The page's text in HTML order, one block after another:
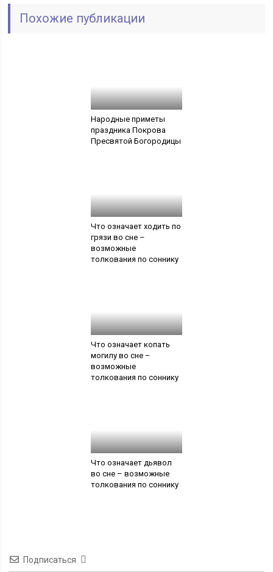
Похожие публикации
Народные приметы
праздника Покрова
Пресвятой Богородицы
Что означает ходить по
грязи во сне –
возможные
толкования по соннику
Что означает копать
могилу во сне –
возможные
толкования по соннику
Что означает дьявол
во сне – возможные
толкования по соннику
Подписаться